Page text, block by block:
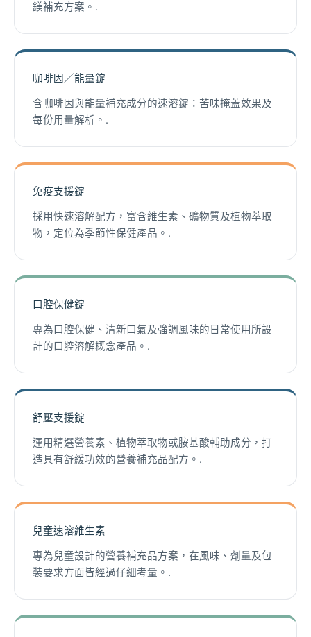
鎂補充方案。.
咖啡因／能量錠
含咖啡因與能量補充成分的速溶錠：苦味掩蓋效果及
每份用量解析。.
免疫支援錠
採用快速溶解配方，富含維生素、礦物質及植物萃取
物，定位為季節性保健產品。.
口腔保健錠
專為口腔保健、清新口氣及強調風味的日常使用所設
計的口腔溶解概念產品。.
舒壓支援錠
運用精選營養素、植物萃取物或胺基酸輔助成分，打
造具有舒緩功效的營養補充品配方。.
兒童速溶維生素
專為兒童設計的營養補充品方案，在風味、劑量及包
裝要求方面皆經過仔細考量。.